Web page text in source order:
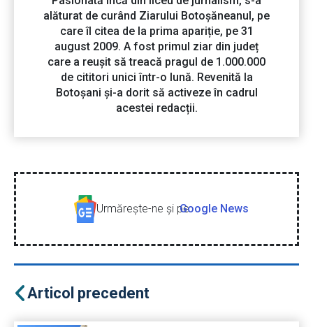
alăturat de curând Ziarului Botoșăneanul, pe
care îl citea de la prima apariție, pe 31
august 2009. A fost primul ziar din județ
care a reușit să treacă pragul de 1.000.000
de cititori unici într-o lună. Revenită la
Botoșani și-a dorit să activeze în cadrul
acestei redacții.
Urmăreşte-ne şi peGoogle News
Articol precedent